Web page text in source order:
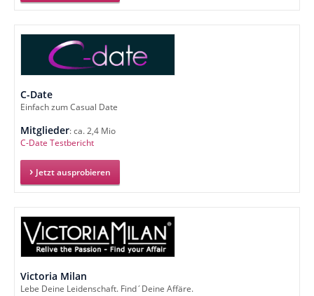
C-Date
Einfach zum Casual Date
Mitglieder: ca. 2,4 Mio
C-Date Testbericht
Jetzt ausprobieren
Victoria Milan
Lebe Deine Leidenschaft. Find´Deine Affäre.